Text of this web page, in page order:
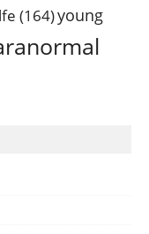
(164)young